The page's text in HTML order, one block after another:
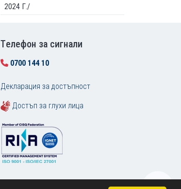
2024 Г./
Tелефон за сигнали
0700 144 10
Декларация за достъпност
Достъп за глухи лица